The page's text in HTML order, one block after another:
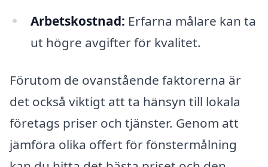
Arbetskostnad: Erfarna målare kan ta
ut högre avgifter för kvalitet.
Förutom de ovanstående faktorerna är
det också viktigt att ta hänsyn till lokala
företags priser och tjänster. Genom att
jämföra olika offert för fönstermålning